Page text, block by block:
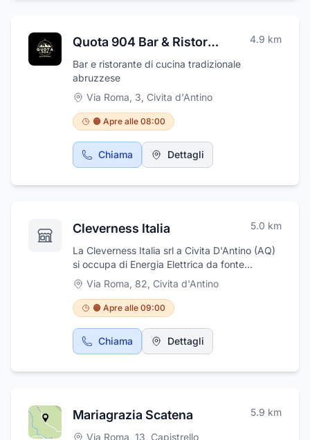
Quota 904 Bar & Ristorante 4.9 km
Bar e ristorante di cucina tradizionale
abruzzese
Via Roma, 3, Civita d'Antino
🟠 Apre alle 08:00
Chiama Dettagli
Cleverness Italia 5.0 km
La Cleverness Italia srl a Civita D'Antino (AQ)
si occupa di Energia Elettrica da fonte
rinnovabile e con contratto GSE, Costruzioni
elettromeccaniche Brevettate con contratto
GSE; le nostre soluzioni brevettate sono state
progettate per offrire prestazioni ottimali e
durata nel tempo. Che si tratti di
elettromagneti, cablaggi, pressostati o
massima attenzione ai dettagli e alla
contenitori brevettati, con cartoncino
vegetale altamente biodegradabile. La tutela
Via Roma, 82, Civita d'Antino
🟠 Apre alle 09:00
Chiama Dettagli
Mariagrazia Scatena 5.9 km
Via Roma, 13, Capistrello